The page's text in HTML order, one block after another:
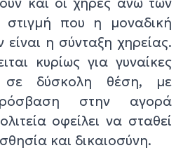
που η μοναδική
η σύνταξη χηρείας.
κυρίως για γυναίκες
σε δύσκολη θέση, με
στην αγορά
οφείλει να σταθεί
και δικαιοσύνη.